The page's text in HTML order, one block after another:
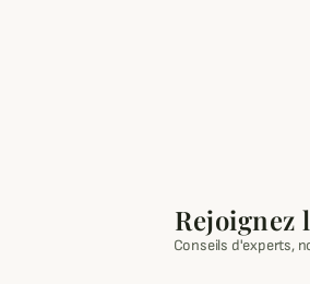
Rejoignez
Conseils d'experts,